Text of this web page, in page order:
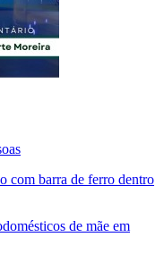
com barra de ferro dentro
de mãe em